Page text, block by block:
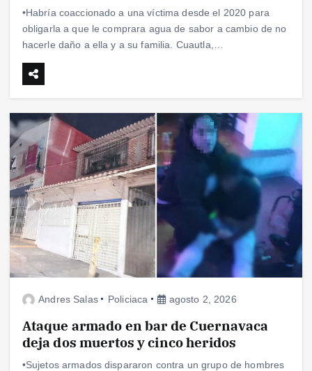
•Habría coaccionado a una víctima desde el 2020 para
obligarla a que le comprara agua de sabor a cambio de no
hacerle daño a ella y a su familia. Cuautla,…
Andres Salas Policiaca agosto 2, 2026
Ataque armado en bar de Cuernavaca
deja dos muertos y cinco heridos
•Sujetos armados dispararon contra un grupo de hombres